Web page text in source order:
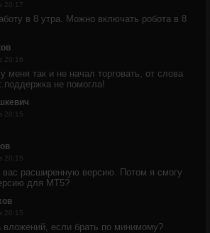
20:17
в 8 утра. Можно включать робота в 8
20:16
меня так и не начал торговать, от слова
не помогла!
20:15
20:15
вас расширенную версию. Потом я смогу
для МТ5?
20:15
если брать по минимому?